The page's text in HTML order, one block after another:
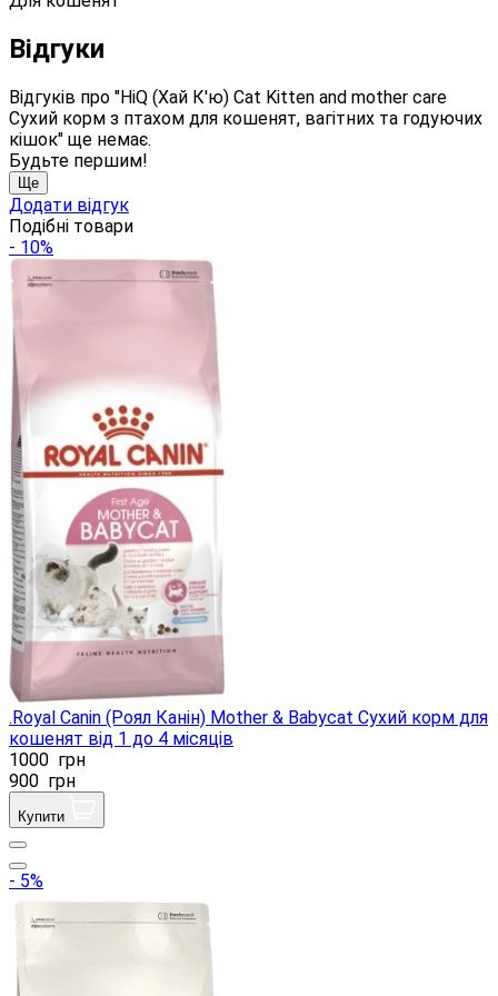
Відгуки
Відгуків про "HiQ (Хай К'ю) Cat Kitten and mother care
Сухий корм з птахом для кошенят, вагітних та годуючих
кішок" ще немає.
Будьте першим!
Ще
Додати відгук
Подібні товари
- 10%
.Royal Canin (Роял Канін) Mother & Babycat Сухий корм для
кошенят від 1 до 4 місяців
1000 грн
900 грн
Купити
- 5%